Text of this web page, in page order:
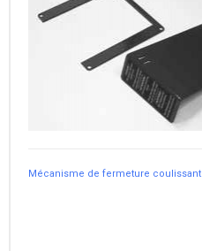
Mécanisme de fermeture coulissant